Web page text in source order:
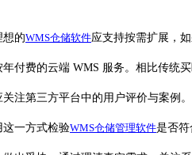
想的WMS仓储软件应支持按需扩展，
年付费的云端 WMS 服务。相比传统
注第三方平台中的用户评价与案例
这一方式检验WMS仓储管理软件是否符